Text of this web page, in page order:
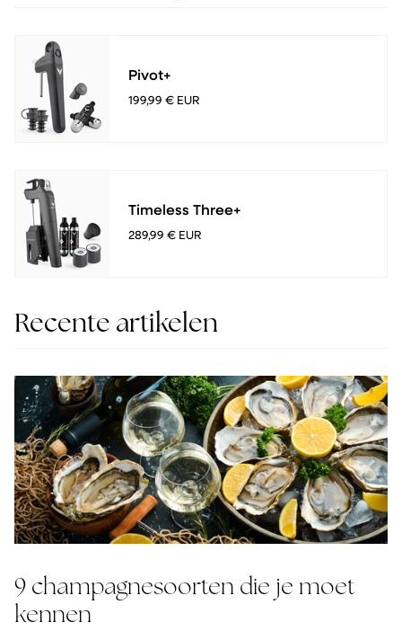
Pivot+
199,99 € EUR
Timeless Three+
289,99 € EUR
Recente artikelen
9 champagnesoorten die je moet
kennen